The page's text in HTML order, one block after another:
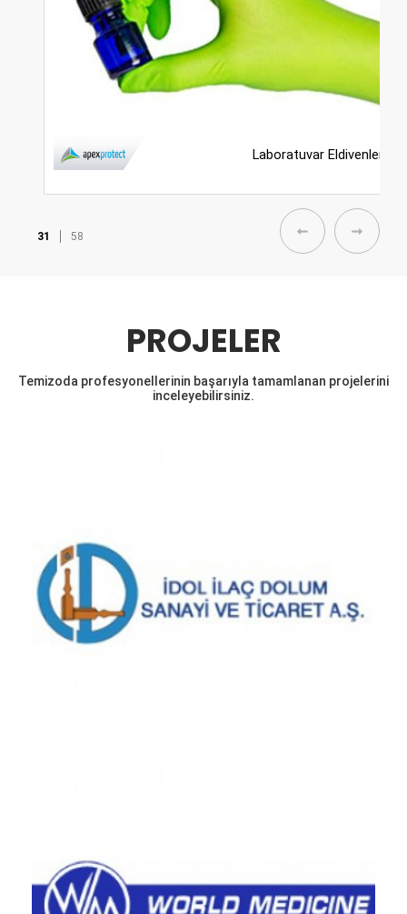
Laboratuvar Eldivenleri
32 58
PROJELER
Temizoda profesyonellerinin başarıyla tamamlanan projelerini
inceleyebilirsiniz.